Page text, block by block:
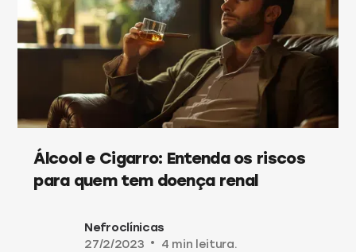
Álcool e Cigarro: Entenda os riscos
para quem tem doença renal
Nefroclínicas
27/2/2023
• 4 min leitura.